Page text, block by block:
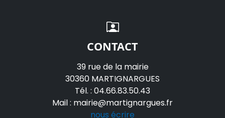
CONTACT
39 rue de la mairie
30360 MARTIGNARGUES
Tél. : 04.66.83.50.43
Mail : mairie@martignargues.fr
nous écrire